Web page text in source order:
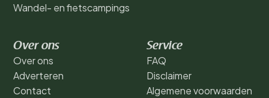
Wandel- en fietscampings
Over ons
Over ons
Adverteren
Contact
Service
FAQ
Disclaimer
Algemene voorwaarden